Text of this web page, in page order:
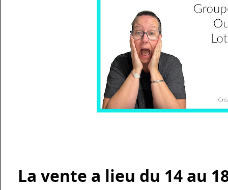
La vente a lieu du 14 au